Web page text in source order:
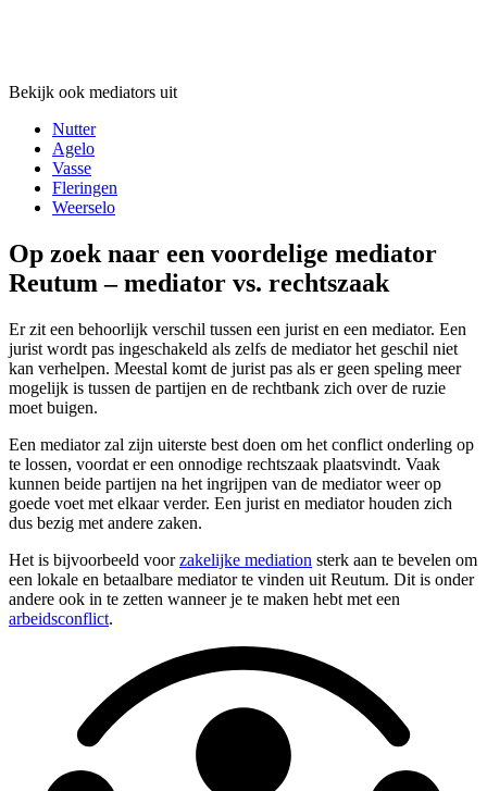
Bekijk ook mediators uit
Nutter
Agelo
Vasse
Fleringen
Weerselo
Op zoek naar een voordelige mediator
Reutum – mediator vs. rechtszaak
Er zit een behoorlijk verschil tussen een jurist en een mediator. Een
jurist wordt pas ingeschakeld als zelfs de mediator het geschil niet
kan verhelpen. Meestal komt de jurist pas als er geen speling meer
mogelijk is tussen de partijen en de rechtbank zich over de ruzie
moet buigen.
Een mediator zal zijn uiterste best doen om het conflict onderling op
te lossen, voordat er een onnodige rechtszaak plaatsvindt. Vaak
kunnen beide partijen na het ingrijpen van de mediator weer op
goede voet met elkaar verder. Een jurist en mediator houden zich
dus bezig met andere zaken.
Het is bijvoorbeeld voorzakelijke mediation sterk aan te bevelen om
een lokale en betaalbare mediator te vinden uit Reutum. Dit is onder
andere ook in te zetten wanneer je te maken hebt met een
arbeidsconflict.